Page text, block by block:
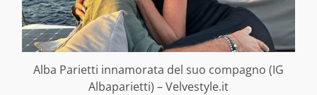
Alba Parietti innamorata del suo compagno (IG
Albaparietti) – Velvestyle.it